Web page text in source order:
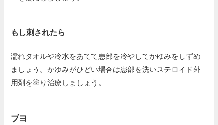
もし刺されたら
濡れタオルや冷水をあてて患部を冷やしてかゆみをしずめ
ましょう。かゆみがひどい場合は患部を洗いステロイド外
用剤を塗り治療しましょう。
ブヨ